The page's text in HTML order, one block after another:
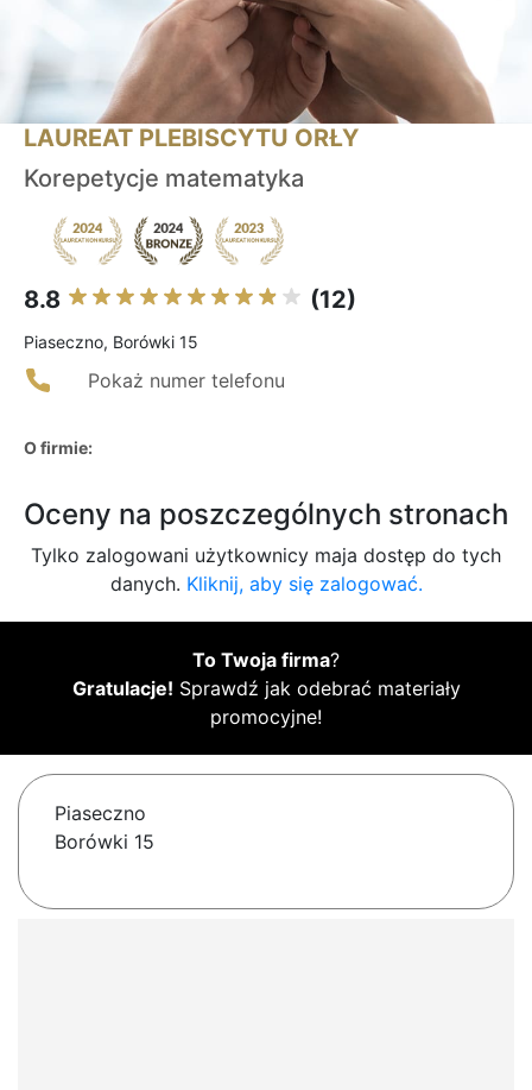
LAUREAT PLEBISCYTU ORŁY
Korepetycje matematyka
8.8 (12)
Piaseczno, Borówki 15
Pokaż numer telefonu
O firmie:
Oceny na poszczególnych stronach
Tylko zalogowani użytkownicy maja dostęp do tych
danych. Kliknij, aby się zalogować.
To Twoja firma?
Gratulacje! Sprawdź jak odebrać materiały
promocyjne!
Piaseczno
Borówki 15